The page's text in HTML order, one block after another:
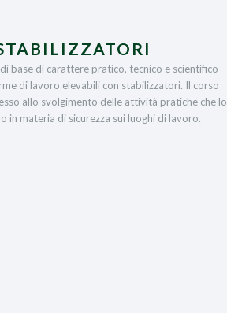
base di carattere pratico, tecnico e scientifico
di lavoro elevabili con stabilizzatori. Il corso
allo svolgimento delle attività pratiche che lo
in materia di sicurezza sui luoghi di lavoro.